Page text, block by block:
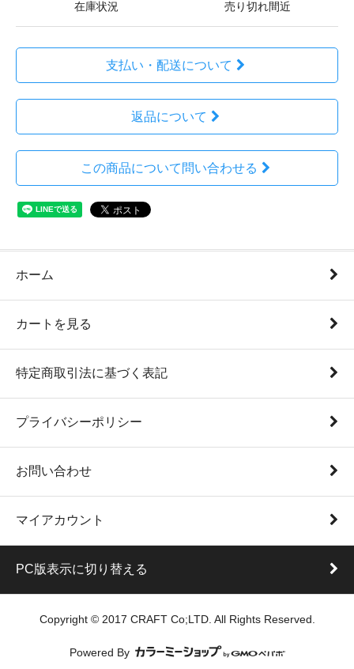
在庫状況 売り切れ間近
支払い・配送について
返品について
この商品について問い合わせる
ホーム
カートを見る
特定商取引法に基づく表記
プライバシーポリシー
お問い合わせ
マイアカウント
PC版表示に切り替える
Copyright © 2017 CRAFT Co;LTD. All Rights Reserved.
Powered By